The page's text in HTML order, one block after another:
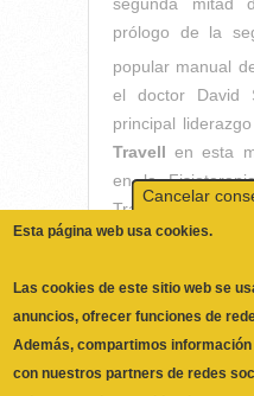
prólogo de la
popular manual
el doctor David
principal
Travell en esta
en la
Travell (1900-
coincidió
dolor
personas,
presidentes
Kennedy y
Esta página web usa cookies.
Las cookies de este sitio web se
anuncios, ofrecer funciones de
con nuestros partners de redes
quienes pueden combinarla con
proporcionado o que hayan
sus servicios. No, Deme más